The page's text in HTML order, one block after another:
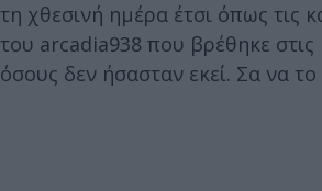
τη χθεσινή ημέρα έτσι όπως τις
του arcadia938 που βρέθηκε στις
όσους δεν ήσασταν εκεί. Σα να το